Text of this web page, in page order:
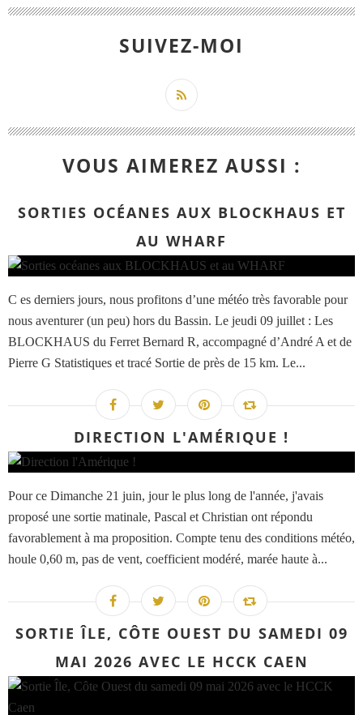
SUIVEZ-MOI
VOUS AIMEREZ AUSSI :
SORTIES OCÉANES AUX BLOCKHAUS ET
AU WHARF
C es derniers jours, nous profitons d’une météo très favorable pour
nous aventurer (un peu) hors du Bassin. Le jeudi 09 juillet : Les
BLOCKHAUS du Ferret Bernard R, accompagné d’André A et de
Pierre G Statistiques et tracé Sortie de près de 15 km. Le...
DIRECTION L'AMÉRIQUE !
Pour ce Dimanche 21 juin, jour le plus long de l'année, j'avais
proposé une sortie matinale, Pascal et Christian ont répondu
favorablement à ma proposition. Compte tenu des conditions météo,
houle 0,60 m, pas de vent, coefficient modéré, marée haute à...
SORTIE ÎLE, CÔTE OUEST DU SAMEDI 09
MAI 2026 AVEC LE HCCK CAEN